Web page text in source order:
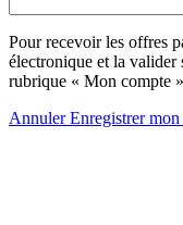
Pour recevoir les offres
électronique et la valider
rubrique « Mon compte »
AnnulerEnregistrer mon